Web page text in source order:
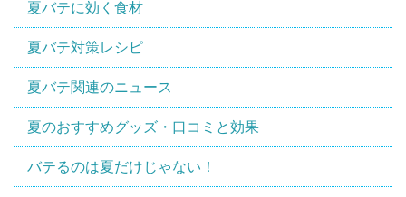
夏バテに効く食材
夏バテ対策レシピ
夏バテ関連のニュース
夏のおすすめグッズ・口コミと効果
バテるのは夏だけじゃない！